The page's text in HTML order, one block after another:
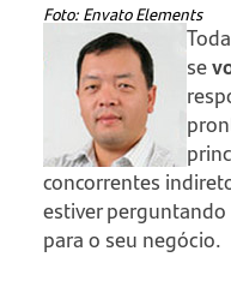
Foto: Envato Elements
se
concorrentes
estiver
para o seu negócio.